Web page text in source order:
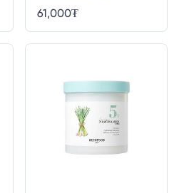
30ширхэг
61,000₮